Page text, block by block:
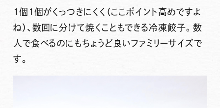
1個1個がくっつきにくく（ここポイント高めですよ
ね）、数回に分けて焼くこともできる冷凍餃子。数
人で食べるのにもちょうど良いファミリーサイズで
す。